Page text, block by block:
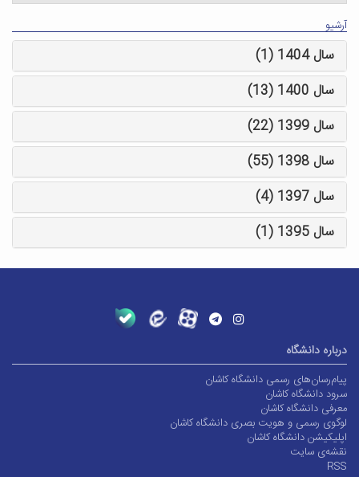
آرشیو
سال 1404 (1)
سال 1400 (13)
سال 1399 (22)
سال 1398 (55)
سال 1397 (4)
سال 1395 (1)
درباره دانشگاه
پیام‌رسان‌های رسمی دانشگاه کاشان
سرود دانشگاه کاشان
معرفی دانشگاه کاشان
لوگوی رسمی و هویت بصری دانشگاه کاشان
اپلیکیشن دانشگاه کاشان
نقشه‌ی سایت
RSS